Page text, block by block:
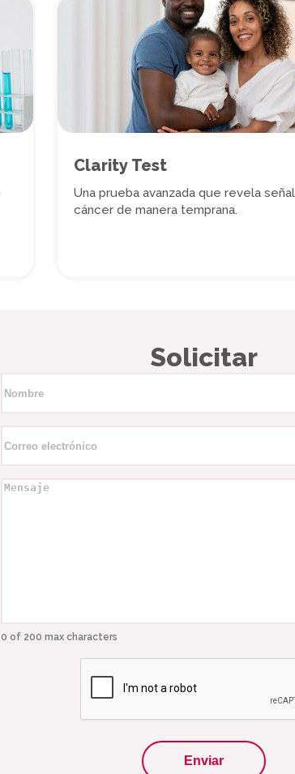
Clarity Test
Una prueba avanzada que revela
cáncer de manera temprana.
Solicitar
electrónico*
Mensaje
0 of 200 max characters